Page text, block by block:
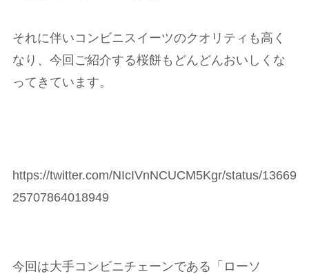
それに伴いコンビニスイーツのクオリティも高く
なり、今回ご紹介する桜餅もどんどんおいしくな
ってきています。
https://twitter.com/NIcIVnNCUCM5Kgr/status/13669
25707864018949
今回は大手コンビニチェーンである「ローソ